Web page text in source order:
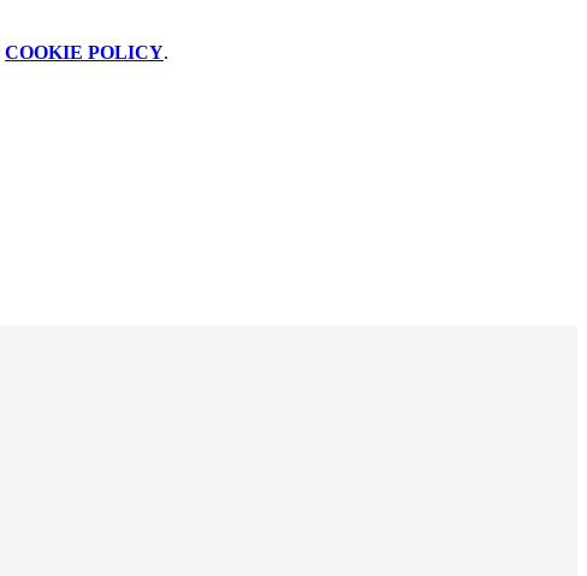
COOKIE POLICY.